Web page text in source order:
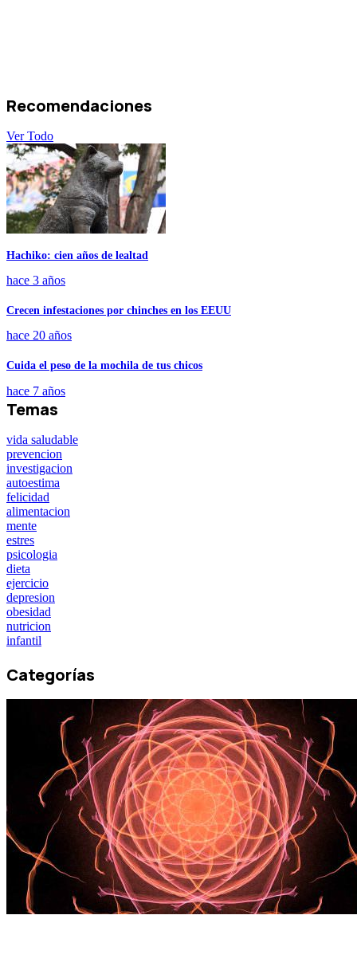
Recomendaciones
Ver Todo
Hachiko: cien años de lealtad
hace 3 años
Crecen infestaciones por chinches en los EEUU
hace 20 años
Cuida el peso de la mochila de tus chicos
hace 7 años
Temas
vida saludable
prevencion
investigacion
autoestima
felicidad
alimentacion
mente
estres
psicologia
dieta
ejercicio
depresion
obesidad
nutricion
infantil
Categorías